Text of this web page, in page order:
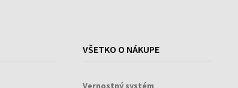
VŠETKO O NÁKUPE
Vernostný systém